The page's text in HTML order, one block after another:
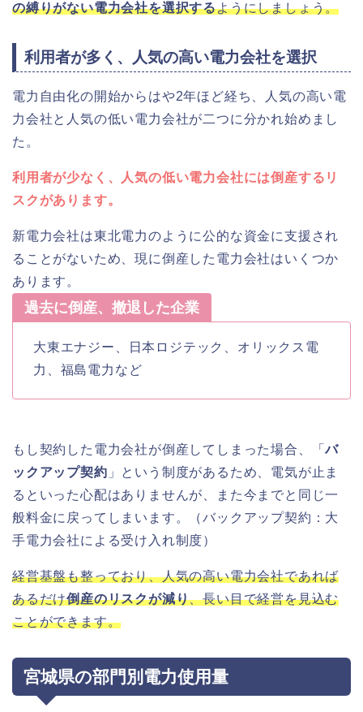
の縛りがない電力会社を選択するようにしましょう。
利用者が多く、人気の高い電力会社を選択
電力自由化の開始からはや2年ほど経ち、人気の高い電
力会社と人気の低い電力会社が二つに分かれ始めまし
た。
利用者が少なく、人気の低い電力会社には倒産するリ
スクがあります。
新電力会社は東北電力のように公的な資金に支援され
ることがないため、現に倒産した電力会社はいくつか
あります。
過去に倒産、撤退した企業
大東エナジー、日本ロジテック、オリックス電
力、福島電力など
もし契約した電力会社が倒産してしまった場合、「バ
ックアップ契約 」という制度があるため、電気が止ま
るといった心配はありませんが、また今までと同じ一
般料金に戻ってしまいます。（バックアップ契約：大
手電力会社による受け入れ制度）
経営基盤も整っており、人気の高い電力会社であれば
あるだけ倒産のリスクが減り、長い目で経営を見込む
ことができます。
宮城県の部門別電力使用量